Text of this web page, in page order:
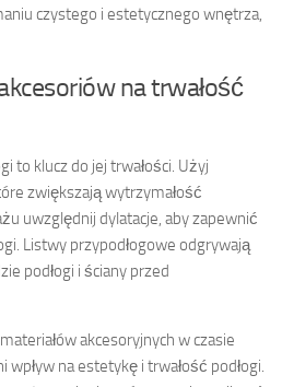
czystego i estetycznego wnętrza,
na trwałość
to klucz do jej trwałości. Użyj
zwiększają wytrzymałość
uwzględnij dylatacje, aby zapewnić
Listwy przypodłogowe odgrywają
podłogi i ściany przed
akcesoryjnych w czasie
na estetykę i trwałość podłogi.